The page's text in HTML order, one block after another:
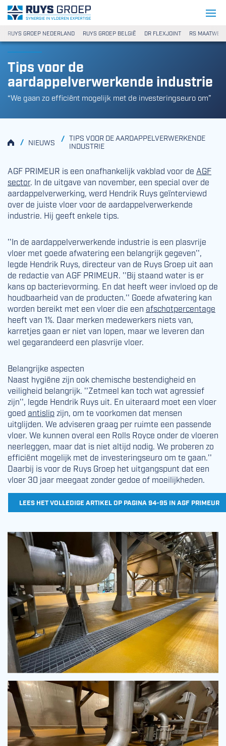
Ga naar content
Ruys Groep
RUYS GROEP NEDERLAND RUYS GROEP BELGIË DR FLEXJOINT RS
Tips voor de
aardappelverwerkende industrie
“We gaan zo efficiënt mogelijk met de investeringseuro om”
HOMENIEUWS
/
TIPS VOOR DE AARDAPPELVERWERKENDE
INDUSTRIE
/
AGF PRIMEUR is een onafhankelijk vakblad voor de AGF
sector. In de uitgave van november, een special over de
aardappelverwerking, werd Hendrik Ruys geïnterviewd
over de juiste vloer voor de aardappelverwerkende
industrie. Hij geeft enkele tips.
''In de aardappelverwerkende industrie is een plasvrije
vloer met goede afwatering een belangrijk gegeven'',
legde Hendrik Ruys, directeur van de Ruys Groep uit aan
de redactie van AGF PRIMEUR. ''Bij staand water is er
kans op bacterievorming. En dat heeft weer invloed op de
houdbaarheid van de producten.'' Goede afwatering kan
worden bereikt met een vloer die een afschotpercentage
heeft van 1%. Daar merken medewerkers niets van,
karretjes gaan er niet van lopen, maar we leveren dan
wel gegarandeerd een plasvrije vloer.
Belangrijke aspecten
Naast hygiëne zijn ook chemische bestendigheid en
veiligheid belangrijk. ''Zetmeel kan toch wat agressief
zijn'', legde Hendrik Ruys uit. En uiteraard moet een vloer
goed antislip zijn, om te voorkomen dat mensen
uitglijden. We adviseren graag per ruimte een passende
vloer. We kunnen overal een Rolls Royce onder de vloeren
neerleggen, maar dat is niet altijd nodig. We proberen zo
efficiënt mogelijk met de investeringseuro om te gaan.''
Daarbij is voor de Ruys Groep het uitgangspunt dat een
vloer 30 jaar meegaat zonder gedoe of moeilijkheden.
LEES HET VOLLEDIGE ARTIKEL OP PAGINA 94-95 IN AGF PRIMEUR